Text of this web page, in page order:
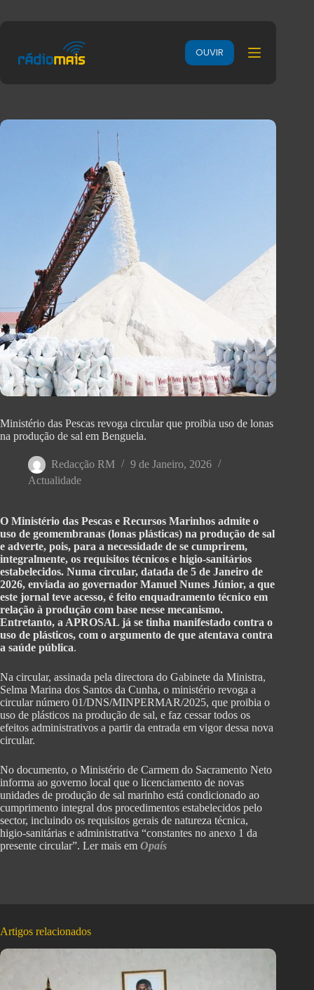
OUVIR
Ministério das Pescas revoga circular que proibia uso de lonas
na produção de sal em Benguela.
Redacção RM
9 de Janeiro, 2026
Actualidade
O Ministério das Pescas e Recursos Marinhos admite o
uso de geomembranas (lonas plásticas) na produção de sal
e adverte, pois, para a necessidade de se cumprirem,
integralmente, os requisitos técnicos e higio-sanitários
estabelecidos. Numa circular, datada de 5 de Janeiro de
2026, enviada ao governador Manuel Nunes Júnior, a que
este jornal teve acesso, é feito enquadramento técnico em
relação à produção com base nesse mecanismo.
Entretanto, a APROSAL já se tinha manifestado contra o
uso de plásticos, com o argumento de que atentava contra
a saúde pública.
Na circular, assinada pela directora do Gabinete da Ministra,
Selma Marina dos Santos da Cunha, o ministério revoga a
circular número 01/DNS/MINPERMAR/2025, que proibia o
uso de plásticos na produção de sal, e faz cessar todos os
efeitos administrativos a partir da entrada em vigor dessa nova
circular.
No documento, o Ministério de Carmem do Sacramento Neto
informa ao governo local que o licenciamento de novas
unidades de produção de sal marinho está condicionado ao
cumprimento integral dos procedimentos estabelecidos pelo
sector, incluindo os requisitos gerais de natureza técnica,
higio-sanitárias e administrativa “constantes no anexo 1 da
presente circular”. Ler mais em Opaís
Artigos relacionados